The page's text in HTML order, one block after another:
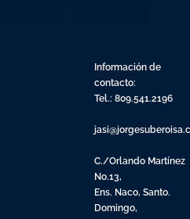
Información de
contacto:
Tel.: 809.541.2196
C./Orlando Martínez
No.13,
Ens. Naco, Santo.
Domingo,